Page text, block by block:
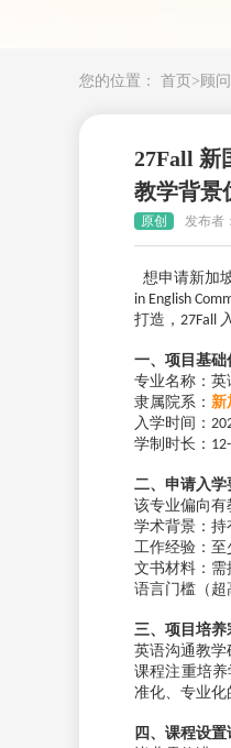
您的位置： 首页 > 顾
27Fall 新
教学背景
原创 发布者：
想申请新加
in English
打造， 27Fall
一、项目基础
专业名称：
隶属院系： 新
入学时间：
学制时长：
二、申请入学
该专业偏向有
学术背景：持
工作经验：至
文书材料：需
语言门槛（
三、项目培养
英语沟通教学
课程注重培
准化、专业化
四、课程设置